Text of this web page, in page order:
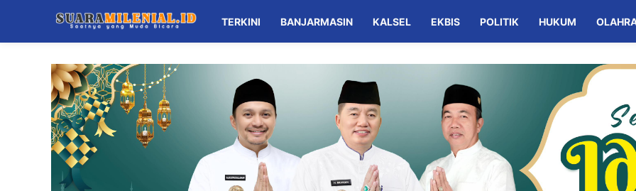
TERKINI BANJARMASIN KALSEL EKBIS POLITIK HUKUM